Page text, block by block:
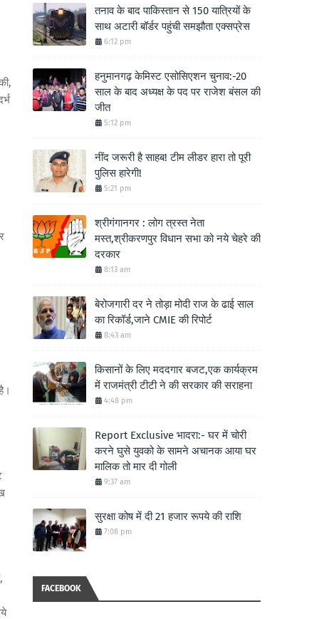
तनाव के बाद पाकिस्तान से 150 यात्रियों के
साथ अटारी बॉर्डर पहुंची समझौता एक्सप्रेस
6:12 pm
हनुमानगढ़ केमिस्ट एसोसिएशन चुनाव:-20
साल के बाद अध्यक्ष के पद पर राजेश बंसल की
जीत
5:12 pm
नींद जरूरी है साहब! टीम लीडर हारा तो पूरी
पुलिस हारेगी!
5:21 pm
श्रीगंगानगर : लोग त्रस्त नेता
मस्त,श्रीकरणपुर विधान सभा को नये चेहरे की
दरकार
8:13 am
बेरोजगारी दर ने तोड़ा मोदी राज के ढाई साल
का रिकॉर्ड,जाने CMIE की रिपोर्ट
8:43 am
किसानों के लिए मददगार बजट,एक कार्यक्रम
में राजमंत्री टीटी ने की सरकार की सराहना
4:48 pm
Report Exclusive भादरा:- घर में चोरी
करने घुसे युवको के सामने अचानक आया घर
मालिक तो मार दी गोली
9:37 am
सुरक्षा कोष में दी 21 हजार रूपये की राशि
7:08 pm
FACEBOOK